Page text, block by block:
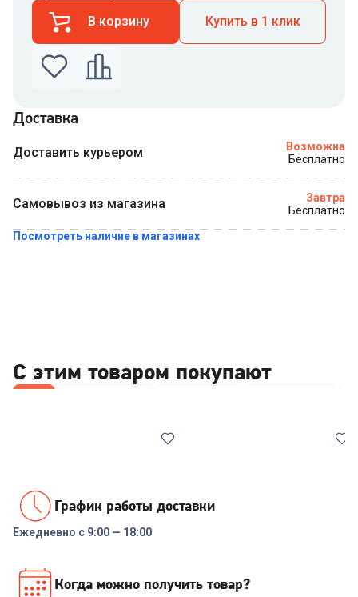
В корзину Купить в 1 клик
связаться с вами
Доставка
Доставить курьером
Возможна
Бесплатно
Самовывоз из магазина
Завтра
Бесплатно
Посмотреть наличие в магазинах
С этим товаром покупают
Термокружка Tefal Easy2Go
Mug
График работы доставки
Ежедневно с 9:00 — 18:00
Когда можно получить товар?